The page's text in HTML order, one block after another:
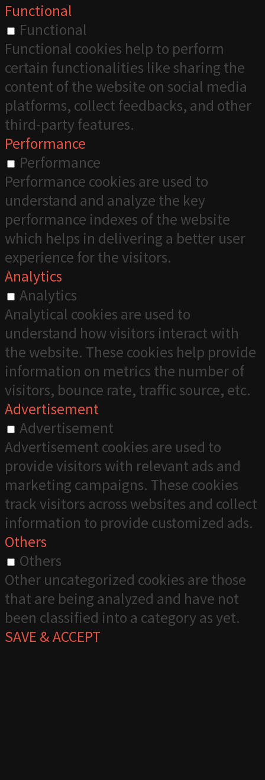
Functional
Functional
Functional cookies help to perform
certain functionalities like sharing the
content of the website on social media
platforms, collect feedbacks, and other
third-party features.
Performance
Performance
Performance cookies are used to
understand and analyze the key
performance indexes of the website
which helps in delivering a better user
experience for the visitors.
Analytics
Analytics
Analytical cookies are used to
understand how visitors interact with
the website. These cookies help provide
information on metrics the number of
visitors, bounce rate, traffic source, etc.
Advertisement
Advertisement
Advertisement cookies are used to
provide visitors with relevant ads and
marketing campaigns. These cookies
track visitors across websites and collect
information to provide customized ads.
Others
Others
Other uncategorized cookies are those
that are being analyzed and have not
been classified into a category as yet.
SAVE & ACCEPT